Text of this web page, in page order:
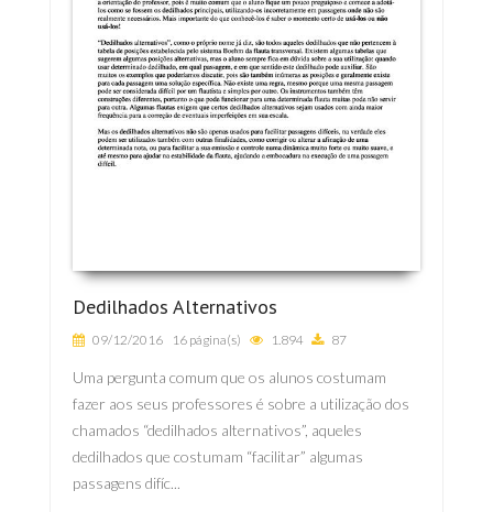
Dedilhados Alternativos
09/12/2016 16 página(s) 1.894 87
Uma pergunta comum que os alunos costumam
fazer aos seus professores é sobre a utilização dos
chamados “dedilhados alternativos”, aqueles
dedilhados que costumam “facilitar” algumas
passagens difíc...